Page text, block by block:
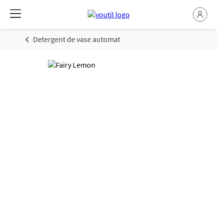
Detergent de vase automat